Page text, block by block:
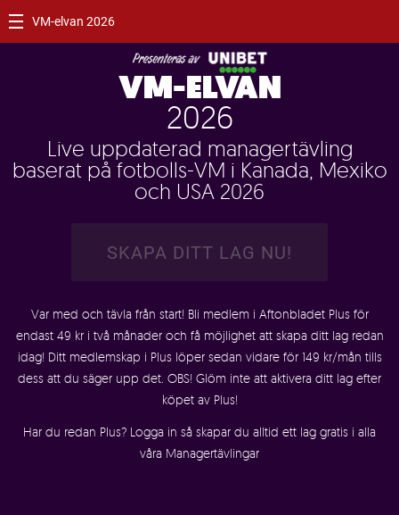
VM-elvan 2026
VM-ELVAN
2026
Live uppdaterad managertävling
baserat på fotbolls-VM i Kanada, Mexiko
och USA 2026
SKAPA DITT LAG NU!
Var med och tävla från start! Bli medlem i Aftonbladet Plus för
endast 49 kr i två månader och få möjlighet att skapa ditt lag redan
idag! Ditt medlemskap i Plus löper sedan vidare för 149 kr/mån tills
dess att du säger upp det. OBS! Glöm inte att aktivera ditt lag efter
köpet av Plus!
Har du redan Plus? Logga in så skapar du alltid ett lag gratis i alla
våra Managertävlingar